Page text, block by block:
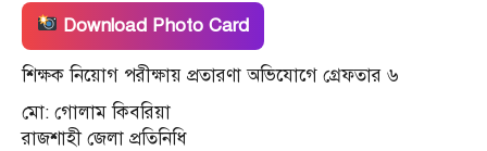
Download Photo Card
শিক্ষক নিয়োগ পরীক্ষায় প্রতারণা অভিযোগে গ্রেফতার ৬
মো: গোলাম কিবরিয়া
রাজশাহী জেলা প্রতিনিধি